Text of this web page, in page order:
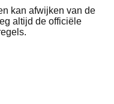
kan afwijken van de
altijd de officiële